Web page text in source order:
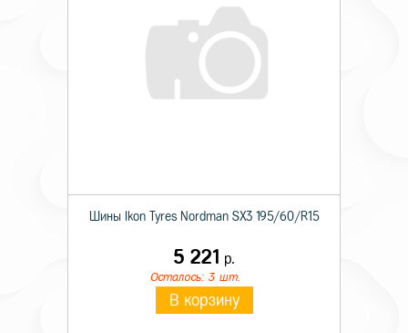
Шины Ikon Tyres Nordman SX3 195/60/R15
5 221 р.
Осталось: 3 шт.
В корзину